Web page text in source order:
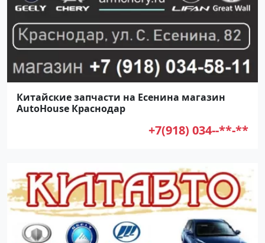
Китайские запчасти на Есенина магазин
AutoHouse Краснодар
+7(918) 034--**-**